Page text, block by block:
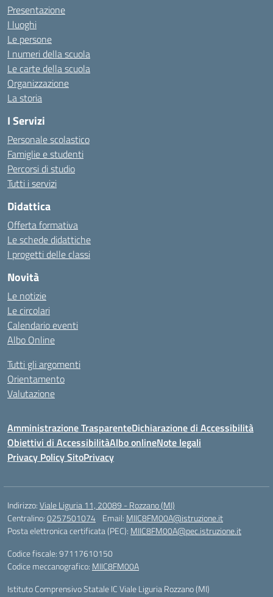
Presentazione
I luoghi
Le persone
I numeri della scuola
Le carte della scuola
Organizzazione
La storia
I Servizi
Personale scolastico
Famiglie e studenti
Percorsi di studio
Tutti i servizi
Didattica
Offerta formativa
Le schede didattiche
I progetti delle classi
Novità
Le notizie
Le circolari
Calendario eventi
Albo Online
Tutti gli argomenti
Orientamento
Valutazione
Amministrazione TrasparenteDichiarazione di Accessibilità
Obiettivi di AccessibilitàAlbo onlineNote legali
Privacy Policy SitoPrivacy
Indirizzo:Viale Liguria 11, 20089 - Rozzano (MI)
Centralino:0257501074 Email: MIIC8FM00A@istruzione.it
Posta elettronica certificata (PEC): MIIC8FM00A@pec.istruzione.it
Codice fiscale: 97117610150
Codice meccanografico: MIIC8FM00A
Istituto Comprensivo Statale IC Viale Liguria Rozzano (MI)